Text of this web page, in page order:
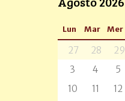
Lun Mar Mer
27 28 29
3
4 5
10
11 12